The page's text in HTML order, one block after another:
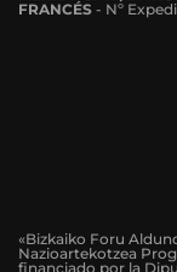
FRANCÉS - Nº
«Bizkaiko Foru
Nazioartekotzea
financiado por la